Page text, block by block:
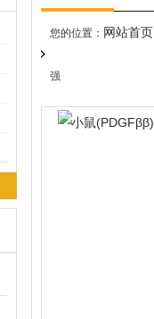
您的位置： 网站首页
强